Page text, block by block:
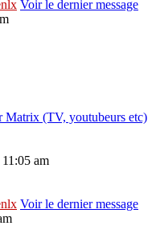
Voir le dernier message
Matrix (TV, youtubeurs etc)
am
Voir le dernier message